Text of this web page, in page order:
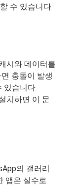
수 있습니다.
시와 데이터를
충돌이 발생
있습니다.
치하면 이 문
의 갤러리
앱은 실수로